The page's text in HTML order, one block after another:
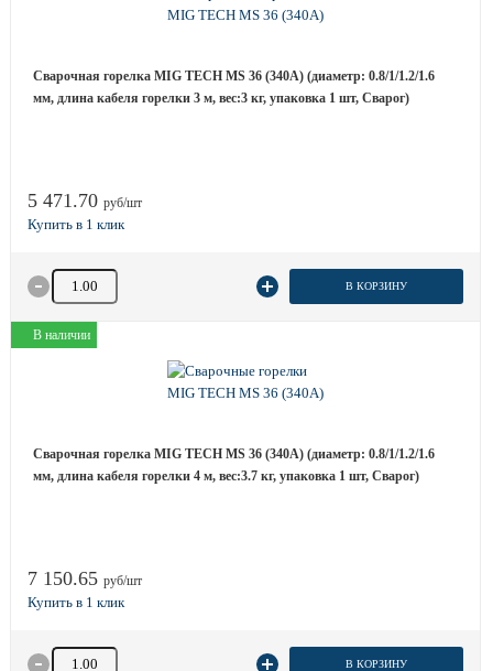
Сварочная горелка MIG TECH MS 36 (340A) (диаметр: 0.8/1/1.2/1.6
мм, длина кабеля горелки 3 м, вес:3 кг, упаковка 1 шт, Сварог)
5 471.70 руб/шт
Количество товара В КОРЗИНУ
В наличии
Сварочная горелка MIG TECH MS 36 (340A) (диаметр: 0.8/1/1.2/1.6
мм, длина кабеля горелки 4 м, вес:3.7 кг, упаковка 1 шт, Сварог)
7 150.65 руб/шт
Количество товара В КОРЗИНУ